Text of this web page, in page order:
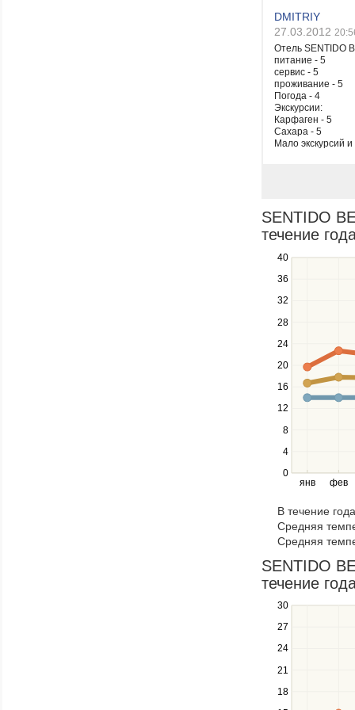
DMITRIY
27.03.2012
Отель SENTIDO
питание - 5
сервис - 5
проживание - 5
Погода - 4
Экскурсии:
Карфаген - 5
Сахара - 5
Мало экскурсий
SENTIDO
течение
янв фев
0
4
8
12
16
20
24
28
32
36
40
Use
the
and
down
to
navigate
between
series.
Use
the
and
right
keys
navigate
through
items
in
a
series.
В течение
Средняя
Средняя
SENTIDO
течение
18
21
24
27
30
Use
the
and
down
to